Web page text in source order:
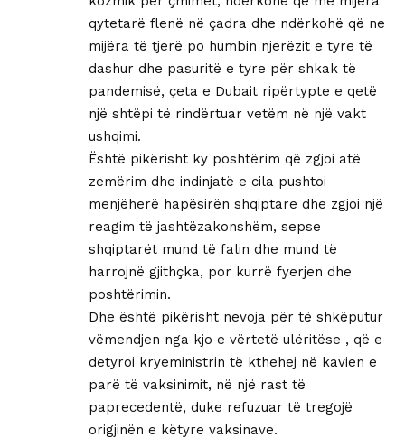
qytetarë flenë në çadra dhe ndërkohë që ne
mijëra të tjerë po humbin njerëzit e tyre të
dashur dhe pasuritë e tyre për shkak të
pandemisë, çeta e Dubait ripërtypte e qetë
një shtëpi të rindërtuar vetëm në një vakt
ushqimi.
Është pikërisht ky poshtërim që zgjoi atë
zemërim dhe indinjatë e cila pushtoi
menjëherë hapësirën shqiptare dhe zgjoi një
reagim të jashtëzakonshëm, sepse
shqiptarët mund të falin dhe mund të
harrojnë gjithçka, por kurrë fyerjen dhe
poshtërimin.
Dhe është pikërisht nevoja për të shkëputur
vëmendjen nga kjo e vërtetë ulëritëse , që e
detyroi kryeministrin të kthehej në kavien e
parë të vaksinimit, në një rast të
paprecedentë, duke refuzuar të tregojë
origjinën e këtyre vaksinave.